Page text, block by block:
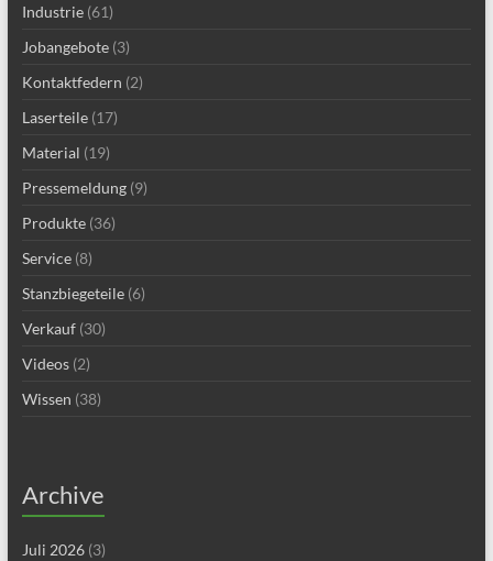
Industrie(61)
Jobangebote(3)
Kontaktfedern (2)
Laserteile(17)
Material (19)
Pressemeldung(9)
Produkte(36)
Service(8)
Stanzbiegeteile(6)
Verkauf(30)
Videos(2)
Wissen (38)
Archive
Juli 2026(3)